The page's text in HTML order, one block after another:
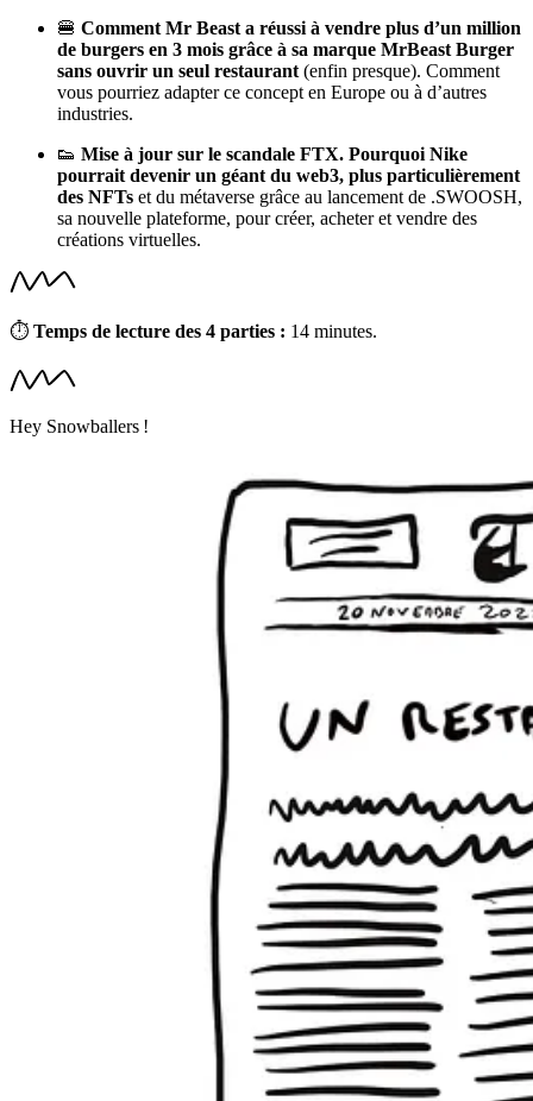
🍔 Comment Mr Beast a réussi à vendre plus d’un million
de burgers en 3 mois grâce à sa marque MrBeast Burger
sans ouvrir un seul restaurant (enfin presque). Comment
vous pourriez adapter ce concept en Europe ou à d’autres
industries.
👟 Mise à jour sur le scandale FTX. Pourquoi Nike
pourrait devenir un géant du web3, plus particulièrement
des NFTs et du métaverse grâce au lancement de .SWOOSH,
sa nouvelle plateforme, pour créer, acheter et vendre des
créations virtuelles.
⏱ Temps de lecture des 4 parties : 14 minutes.
Hey Snowballers !